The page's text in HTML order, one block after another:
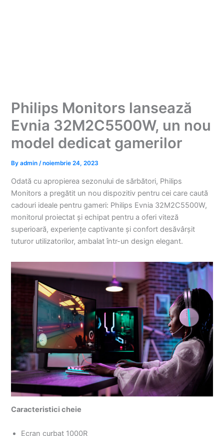
Philips Monitors lansează
Evnia 32M2C5500W, un nou
model dedicat gamerilor
Byadmin/noiembrie 24, 2023
Odată cu apropierea sezonului de sărbători, Philips
Monitors a pregătit un nou dispozitiv pentru cei care caută
cadouri ideale pentru gameri: Philips Evnia 32M2C5500W,
monitorul proiectat și echipat pentru a oferi viteză
superioară, experiențe captivante și confort desăvârșit
tuturor utilizatorilor, ambalat într-un design elegant.
Caracteristici cheie
Ecran curbat 1000R